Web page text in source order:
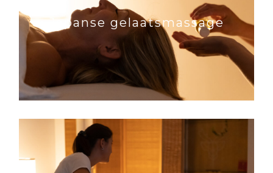
Japanse gelaatsmassage